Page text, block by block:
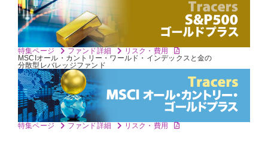
特集ページ ファンド詳細
リスク・費用
MSCIオール・カントリー・ワールド・インデックスと金の
分散型レバレッジファンド
特集ページ ファンド詳細 リスク・費用